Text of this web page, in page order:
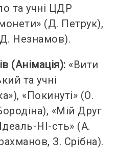
та учні ЦДР
(Д. Петрук),
Незнамов).
(Анімація): «Вити
та учні
«Покинуті» (О.
«Мій Друг
НІ-сть» (А.
З. Срібна).